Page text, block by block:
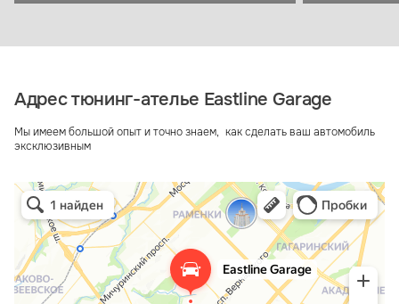
Адрес тюнинг-ателье Eastline Garage
Мы имеем большой опыт и точно знаем, как сделать ваш автомобиль
эксклюзивным